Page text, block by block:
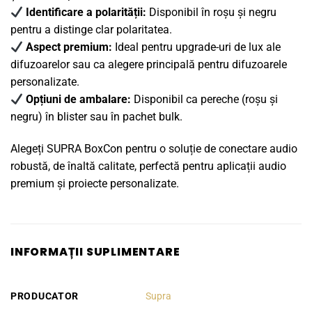
Identificare a polarității: Disponibil în roșu și negru
pentru a distinge clar polaritatea.
Aspect premium: Ideal pentru upgrade-uri de lux ale
difuzoarelor sau ca alegere principală pentru difuzoarele
personalizate.
Opțiuni de ambalare: Disponibil ca pereche (roșu și
negru) în blister sau în pachet bulk.
Alegeți SUPRA BoxCon pentru o soluție de conectare audio
robustă, de înaltă calitate, perfectă pentru aplicații audio
premium și proiecte personalizate.
INFORMAȚII SUPLIMENTARE
PRODUCATOR Supra